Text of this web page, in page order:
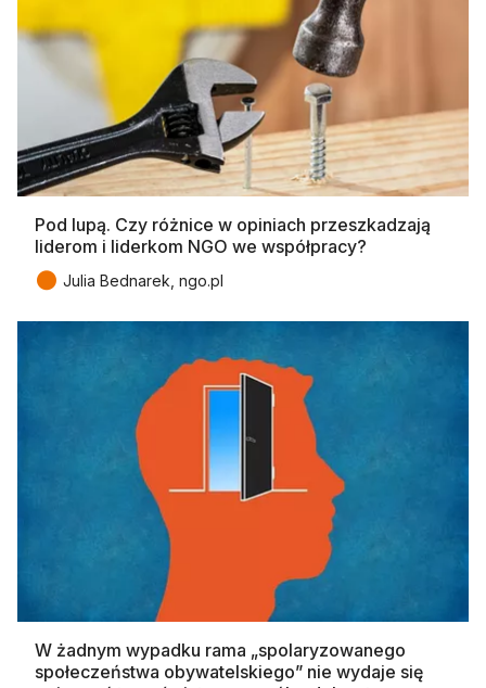
Pod lupą. Czy różnice w opiniach przeszkadzają
liderom i liderkom NGO we współpracy?
● Julia Bednarek, ngo.pl
W żadnym wypadku rama „spolaryzowanego
społeczeństwa obywatelskiego” nie wydaje się